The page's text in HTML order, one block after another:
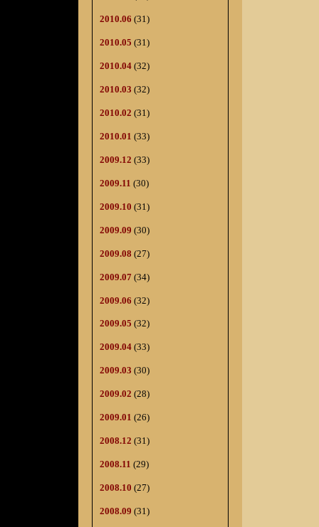
2010.06 (31)
2010.05 (31)
2010.04 (32)
2010.03 (32)
2010.02 (31)
2010.01 (33)
2009.12 (33)
2009.11 (30)
2009.10 (31)
2009.09 (30)
2009.08 (27)
2009.07 (34)
2009.06 (32)
2009.05 (32)
2009.04 (33)
2009.03 (30)
2009.02 (28)
2009.01 (26)
2008.12 (31)
2008.11 (29)
2008.10 (27)
2008.09 (31)